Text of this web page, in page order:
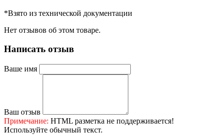
*Взято из технической документации
Нет отзывов об этом товаре.
Написать отзыв
Ваше имя
Ваш отзыв
Примечание: HTML разметка не поддерживается!
Используйте обычный текст.